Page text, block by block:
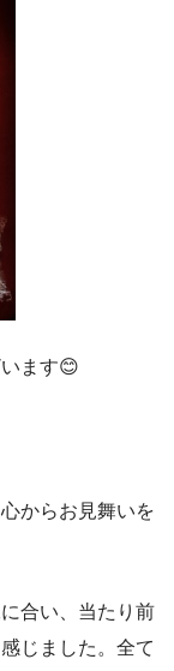
ます😊
からお見舞いを
合い、当たり前
じました。全て